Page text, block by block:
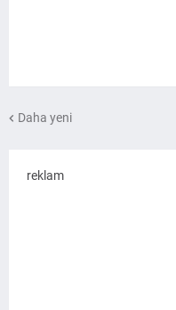
Daha yeni
reklam